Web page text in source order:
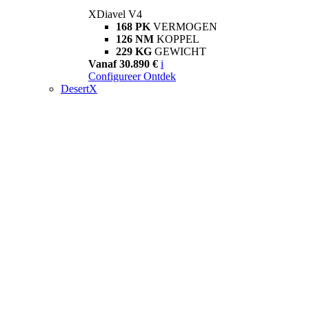
XDiavel V4
168 PK VERMOGEN
126 NM KOPPEL
229 KG GEWICHT
Vanaf 30.890 € i
Configureer Ontdek
DesertX